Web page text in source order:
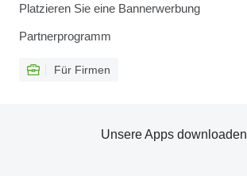
Platzieren Sie eine Bannerwerbung
Partnerprogramm
Für Firmen
Unsere Apps downloaden